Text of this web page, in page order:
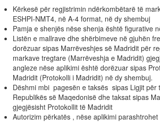
Kërkesë për regjistrimin ndërkombëtarë të
ESHPI-NMT4, në A-4 format, në dy shembuj
Pamja e shenjës nëse shenja është figurative
Listën e mallrave dhe shërbimeve në gjuhën
dorëzuar sipas Marrëveshjes së Madridit për
markave tregtare (Marrëveshja e Madridit)
angleze nëse aplikimi është dorëzuar sipas
Madridit (Protokolli i Madridit) në dy shembuj.
Dëshmi mbi pagesën e taksës sipas Ligjit për
Republikës së Maqedonisë dhe taksat sipas
gjegjësisht Protokollit të Madridit
Autorizim përkatës , nëse aplikimi